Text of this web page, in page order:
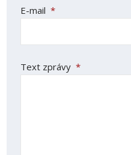
E-mail *
Text zprávy *